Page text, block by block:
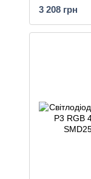
3 208 грн